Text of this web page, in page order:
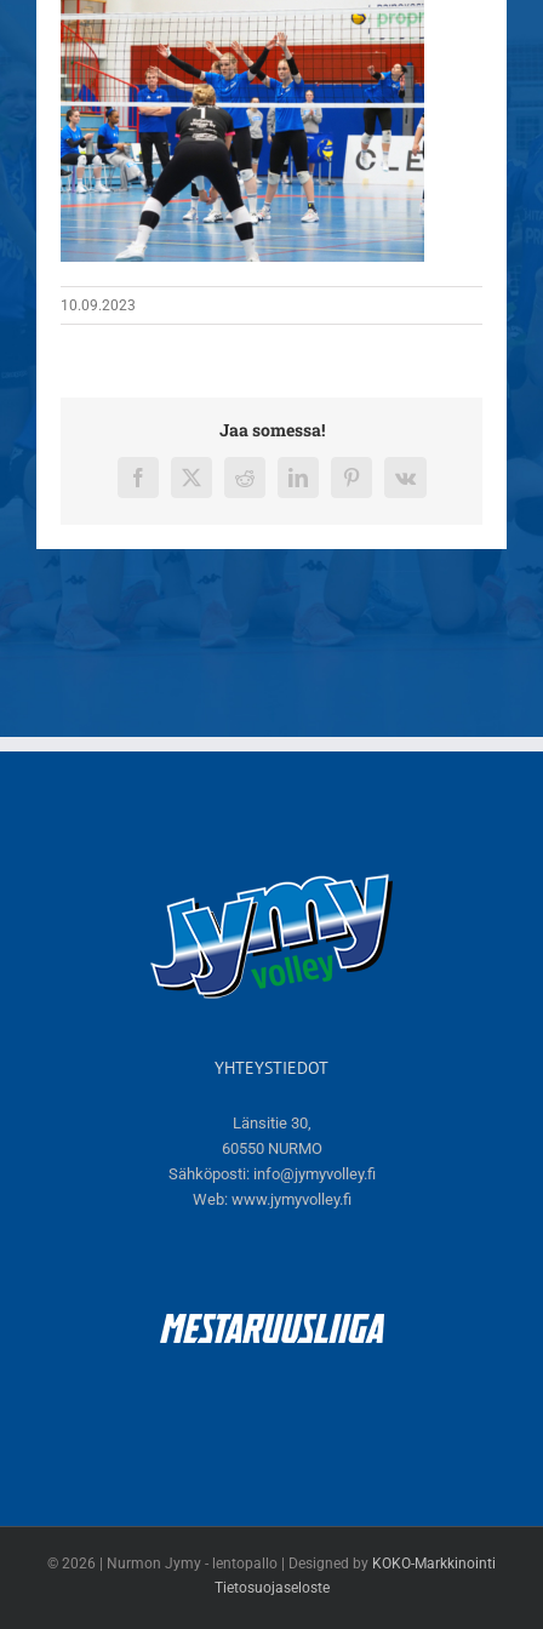
10.09.2023
Jaa somessa!
Facebook
X RedditLinkedInPinterest
Vk
YHTEYSTIEDOT
Länsitie 30,
60550 NURMO
Sähköposti: info@jymyvolley.fi
Web: www.jymyvolley.fi
© 2026 | Nurmon Jymy - lentopallo | Designed by KOKO-Markkinointi
Tietosuojaseloste